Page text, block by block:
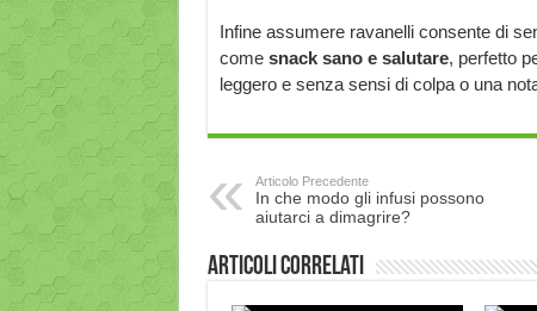
Infine assumere ravanelli consente di
come snack sano e salutare, perfetto
leggero e senza sensi di colpa o una
Articolo Precedente
In che modo gli infusi possono
aiutarci a dimagrire?
Articoli correlati